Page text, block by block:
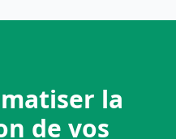
la
de vos